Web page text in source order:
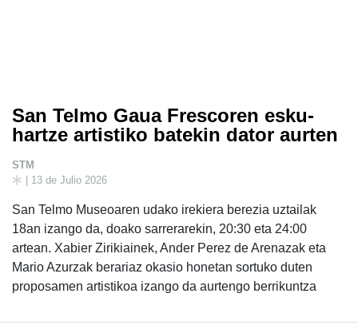
San Telmo Gaua Frescoren esku-
hartze artistiko batekin dator aurten
STM
| 13 de Julio 2026
San Telmo Museoaren udako irekiera berezia uztailak
18an izango da, doako sarrerarekin, 20:30 eta 24:00
artean. Xabier Zirikiainek, Ander Perez de Arenazak eta
Mario Azurzak berariaz okasio honetan sortuko duten
proposamen artistikoa izango da aurtengo berrikuntza